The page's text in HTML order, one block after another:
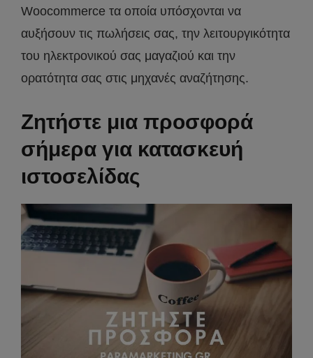
Woocommerce τα οποία υπόσχονται να
αυξήσουν τις πωλήσεις σας, την λειτουργικότητα
του ηλεκτρονικού σας μαγαζιού και την
ορατότητα σας στις μηχανές αναζήτησης.
Ζητήστε μια προσφορά
σήμερα για κατασκευή
ιστοσελίδας